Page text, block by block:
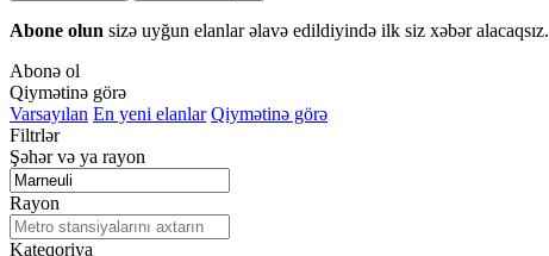
Abone olun sizə uyğun elanlar əlavə edildiyində ilk siz xəbər alacaqsız.
Abonə ol
Qiymətinə görə
Varsayılan En yeni elanlar Qiymətinə görə
Filtrlər
Şəhər və ya rayon
Rayon
Kateqoriya